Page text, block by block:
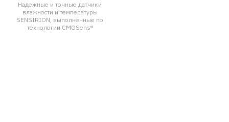
Надежные и точные датчики
влажности и температуры
SENSIRION, выполненные по
технологии CMOSens®